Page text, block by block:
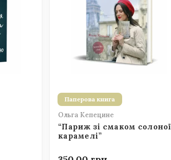
Паперова книга
Ольга Кепецине
“Париж зі смаком солоної
карамелі”